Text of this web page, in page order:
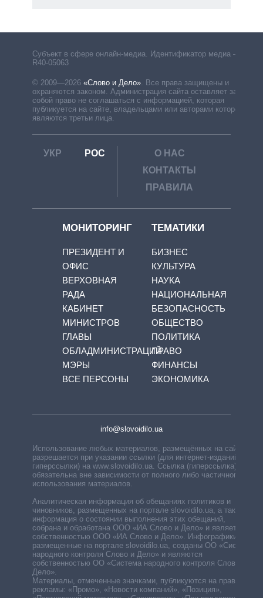
Субъект в сфере онлайн-медиа. Идентификатор медиа –
R40-05063
© 2009—2026 «Слово и Дело». Все права защищены и
охраняются законом. Администрация сайта оставляет за
собой право не соглашаться с информацией, которая
публикуется на сайте, владельцами или авторами которой
являются третьи лица.
УКР РОС
О НАС
КОНТАКТЫ
ПРАВИЛА
МОНИТОРИНГ
ПРЕЗИДЕНТ И
ОФИС
ВЕРХОВНАЯ
РАДА
КАБИНЕТ
МИНИСТРОВ
ГЛАВЫ
ОБЛАДМИНИСТРАЦИЙ
МЭРЫ
ВСЕ ПЕРСОНЫ
ТЕМАТИКИ
БИЗНЕС
КУЛЬТУРА
НАУКА
НАЦИОНАЛЬНАЯ
БЕЗОПАСНОСТЬ
ОБЩЕСТВО
ПОЛИТИКА
ПРАВО
ФИНАНСЫ
ЭКОНОМИКА
info@slovoidilo.ua
Использование любых материалов, размещённых на сайте,
разрешается при указании ссылки (для интернет-изданий —
гиперссылки) на www.slovoidilo.ua. Ссылка (гиперссылка)
обязательна вне зависимости от полного либо частичного
использования материалов.
Аналитическая информация об обещаниях политиков и
чиновников, размещенных на портале slovoidilo.ua, а также
информация о состоянии выполнения этих обещаний,
собрана и обработана ООО «ИА Слово и Дело» и является
собственностью ООО «ИА Слово и Дело». Инфографики,
размещенные на портале slovoidilo.ua, созданы ОО «Система
народного контроля Слово и Дело» и являются
собственностью ОО «Система народного контроля Слово и
Дело».
Материалы, отмеченные значками, публикуются на правах
рекламы: «Промо», «Новости компаний», «Позиция»,